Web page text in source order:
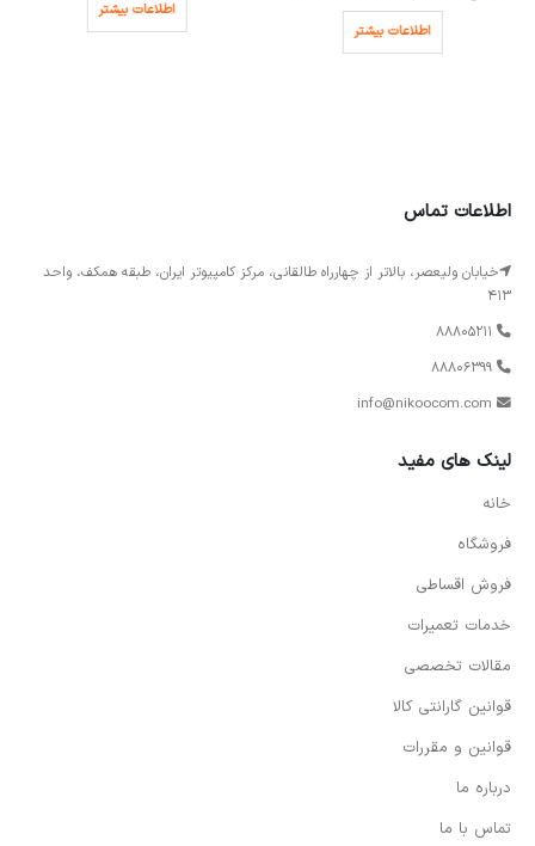
اطلاعات بیشتر
اطلاعات بیشتر
اطلاعات تماس
خیابان ولیعصر، بالاتر از چهارراه طالقانی، مرکز کامپیوتر ایران، طبقه همکف، واحد
413
88805211
88806399
info@nikoocom.com
لینک های مفید
خانه
فروشگاه
فروش اقساطی
خدمات تعمیرات
مقالات تخصصی
قوانین گارانتی کالا
قوانین و مقررات
درباره ما
تماس با ما